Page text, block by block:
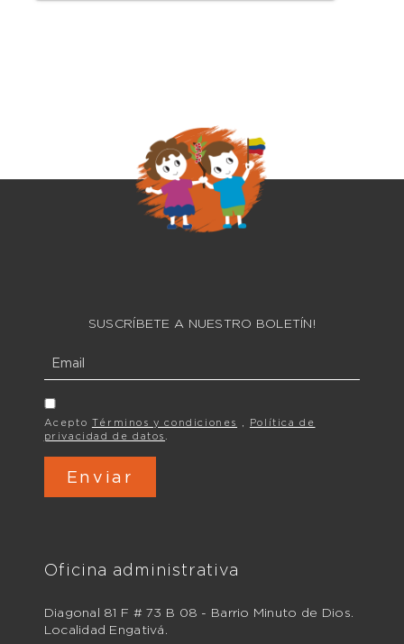
SUSCRÍBETE A NUESTRO BOLETÍN!
Acepto Términos y condiciones ,
Política de
privacidad de datos .
Oficina administrativa
Diagonal 81 F # 73 B 08 - Barrio Minuto de Dios.
Localidad Engativá.